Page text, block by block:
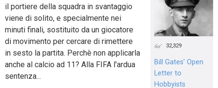
il portiere della squadra in svantaggio
viene di solito, e specialmente nei
minuti finali, sostituito da un giocatore
di movimento per cercare di rimettere
in sesto la partita. Perchè non applicarla
anche al calcio ad 11? Alla FIFA l'ardua
sentenza...
32,329
Bill Gates’ Open
Letter to
Hobbyists